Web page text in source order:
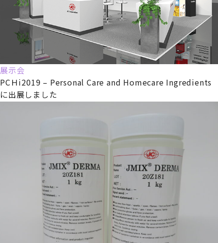
展示会
PCＨi2019 – Personal Care and Homecare Ingredients
に出展しました